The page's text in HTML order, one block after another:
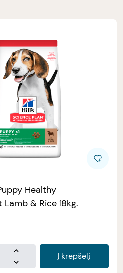
Healthy
& Rice 18kg.
Į krepšelį